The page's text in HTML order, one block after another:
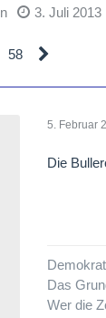
3. Juli 2013
58
5. Februar
Die
Das
Wer die